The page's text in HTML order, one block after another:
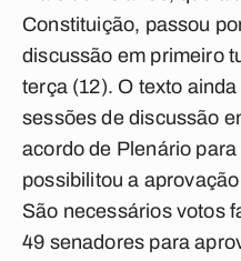
Constituição, passou
discussão em primeiro
terça (12). O texto
sessões de discussão
acordo de Plenário
possibilitou a
São necessários votos
49 senadores para